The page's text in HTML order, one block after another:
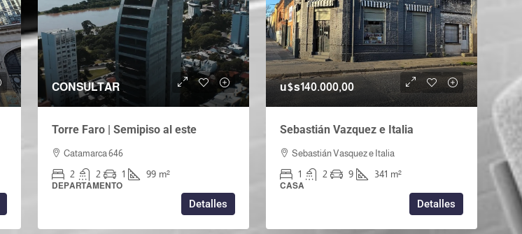
CONSULTAR
Torre Faro | Semipiso al este
Catamarca 646
2 2 1 99 m²
DEPARTAMENTO
Detalles
u$s140.000,00
Sebastián Vazquez e Italia
Sebastián Vasquez e Italia
1 2 9 341 m²
CASA
Detalles